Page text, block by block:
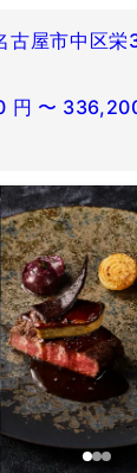
古屋市中区
円 〜